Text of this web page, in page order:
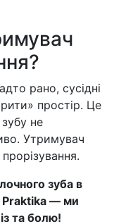
рано, сусідні
простір. Це
не
Утримувач
зуба в
Praktika — ми
та болю!